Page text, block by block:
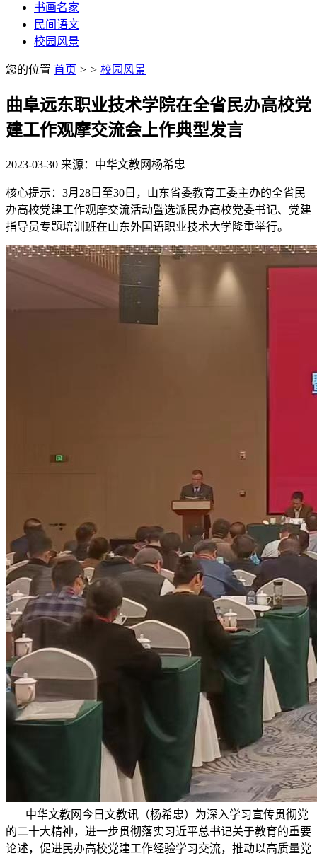
书画名家
民间语文
校园风景
您的位置 首页 > > 校园风景
曲阜远东职业技术学院在全省民办高校党
建工作观摩交流会上作典型发言
2023-03-30 来源：中华文教网杨希忠
核心提示：3月28日至30日，山东省委教育工委主办的全省民
办高校党建工作观摩交流活动暨选派民办高校党委书记、党建
指导员专题培训班在山东外国语职业技术大学隆重举行。
中华文教网今日文教讯（杨希忠）为深入学习宣传贯彻党
的二十大精神，进一步贯彻落实习近平总书记关于教育的重要
论述，促进民办高校党建工作经验学习交流，推动以高质量党